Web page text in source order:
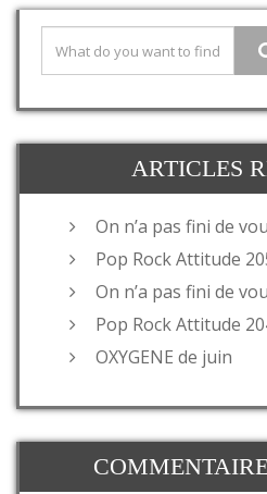
ARTICLES
On n’a pas fini de
Pop Rock Attitude
On n’a pas fini de
Pop Rock Attitude
OXYGENE de juin